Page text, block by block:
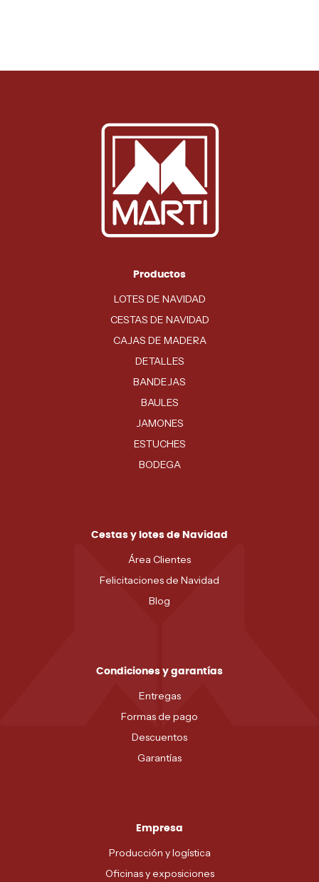
Productos
LOTES DE NAVIDAD
CESTAS DE NAVIDAD
CAJAS DE MADERA
DETALLES
BANDEJAS
BAULES
JAMONES
ESTUCHES
BODEGA
Cestas y lotes de Navidad
Área Clientes
Felicitaciones de Navidad
Blog
Condiciones y garantías
Entregas
Formas de pago
Descuentos
Garantías
Empresa
Producción y logística
Oficinas y exposiciones